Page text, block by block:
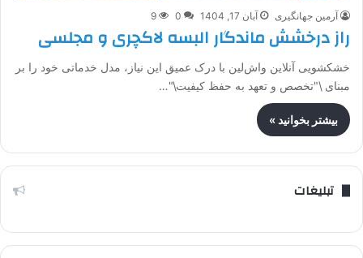
آرمین جهانگیری آبان 17, 1404 0
9
راز درخشش ماندگار البسه لاکچری و مجلسی
خشکشویی آنلاین واش‌لین با درک عمیق این نیاز، مدل خدماتی خود را بر
مبنای \"تخصص و تعهد به حفظ کیفیت\"…
بیشتر بخوانید »
تبلیغات